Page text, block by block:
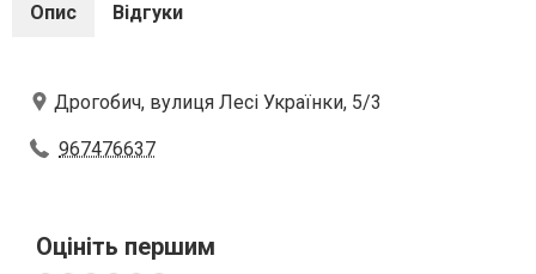
Опис Відгуки
Дрогобич, вулиця Лесі Українки, 5/3
967476637
Оцініть першим